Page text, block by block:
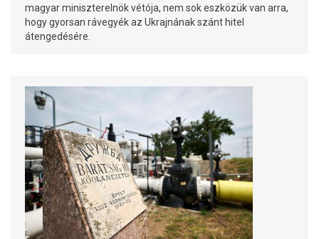
magyar miniszterelnök vétója, nem sok eszközük van arra,
hogy gyorsan rávegyék az Ukrajnának szánt hitel
átengedésére.